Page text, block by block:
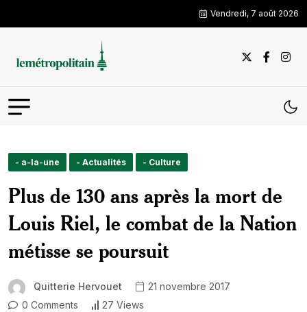
Vendredi, 7 août 2026
- a-la-une - Actualités - Culture
Plus de 130 ans après la mort de
Louis Riel, le combat de la Nation
métisse se poursuit
Quitterie Hervouet
21 novembre 2017
0 Comments
27 Views